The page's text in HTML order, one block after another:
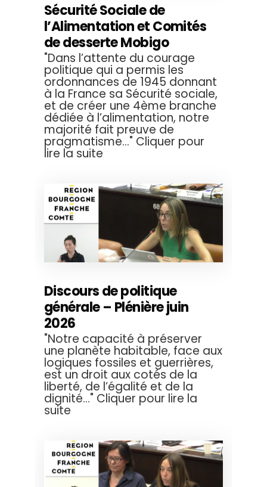
Sécurité Sociale de
l’Alimentation et Comités
de desserte Mobigo
"Dans l’attente du courage
politique qui a permis les
ordonnances de 1945 donnant
à la France sa Sécurité sociale,
et de créer une 4ème branche
dédiée à l’alimentation, notre
majorité fait preuve de
pragmatisme..." Cliquer pour
lire la suite
Discours de politique
générale – Plénière juin
2026
"Notre capacité à préserver
une planète habitable, face aux
logiques fossiles et guerrières,
est un droit aux cotés de la
liberté, de l’égalité et de la
dignité..." Cliquer pour lire la
suite